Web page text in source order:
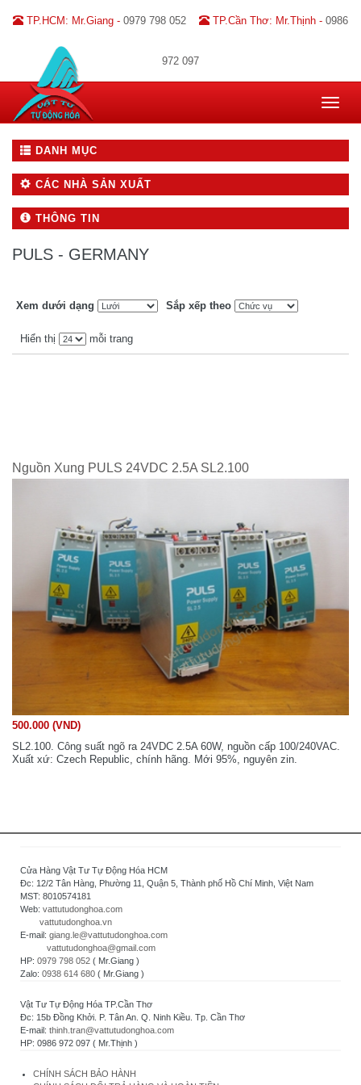
TP.HCM: Mr.Giang - 0979 798 052 TP.Cần Thơ: Mr.Thịnh - 0986
972 097
Toggle
DANH MỤC
CÁC NHÀ SẢN XUẤT
THÔNG TIN
PULS - GERMANY
Xem dưới dạng Sắp xếp theo
Hiển thị mỗi trang
Nguồn Xung PULS 24VDC 2.5A SL2.100
500.000 (VND)
SL2.100. Công suất ngõ ra 24VDC 2.5A 60W, nguồn cấp 100/240VAC.
Xuất xứ: Czech Republic, chính hãng. Mới 95%, nguyên zin.
Cửa Hàng Vật Tư Tự Động Hóa HCM
Đc: 12/2 Tân Hàng, Phường 11, Quận 5, Thành phố Hồ Chí Minh, Việt Nam
MST: 8010574181
Web: vattutudonghoa.com
vattutudonghoa.vn
E-mail: giang.le@vattutudonghoa.com
vattutudonghoa@gmail.com
HP: 0979 798 052 ( Mr.Giang )
Zalo: 0938 614 680 ( Mr.Giang )
Vật Tư Tự Động Hóa TP.Cần Thơ
Đc: 15b Đồng Khởi. P. Tân An. Q. Ninh Kiều. Tp. Cần Thơ
E-mail: thinh.tran@vattutudonghoa.com
HP: 0986 972 097 ( Mr.Thịnh )
CHÍNH SÁCH BẢO HÀNH